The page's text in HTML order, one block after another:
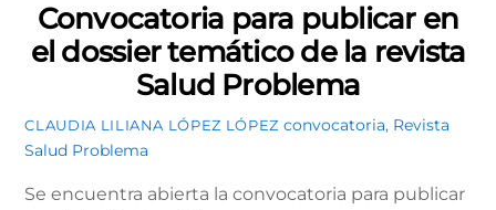
Convocatoria para publicar en
el dossier temático de la revista
Salud Problema
CLAUDIA LILIANA LÓPEZ LÓPEZ convocatoria, Revista
Salud Problema
Se encuentra abierta la convocatoria para publicar